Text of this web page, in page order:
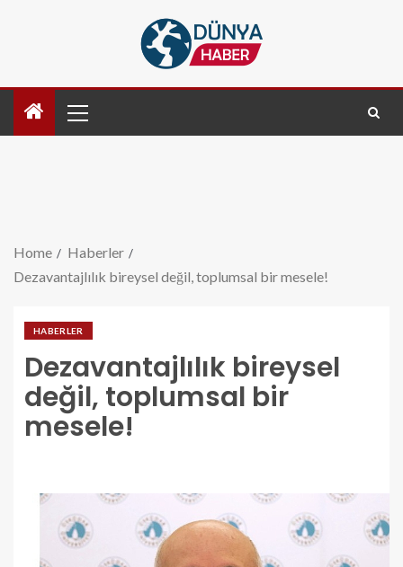
Home
Haberler
Dezavantajlılık bireysel değil, toplumsal bir mesele!
HABERLER
Dezavantajlılık bireysel
değil, toplumsal bir
mesele!